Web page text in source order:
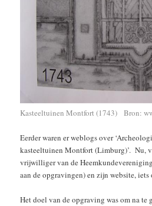
Kasteeltuinen Montfort (1743) Bron:
Eerder waren er weblogs over
kasteeltuinen Montfort (Limburg)’. Nu,
vrijwilliger van de
aan de opgravingen) en zijn website, iets
Het doel van de opgraving was om na te